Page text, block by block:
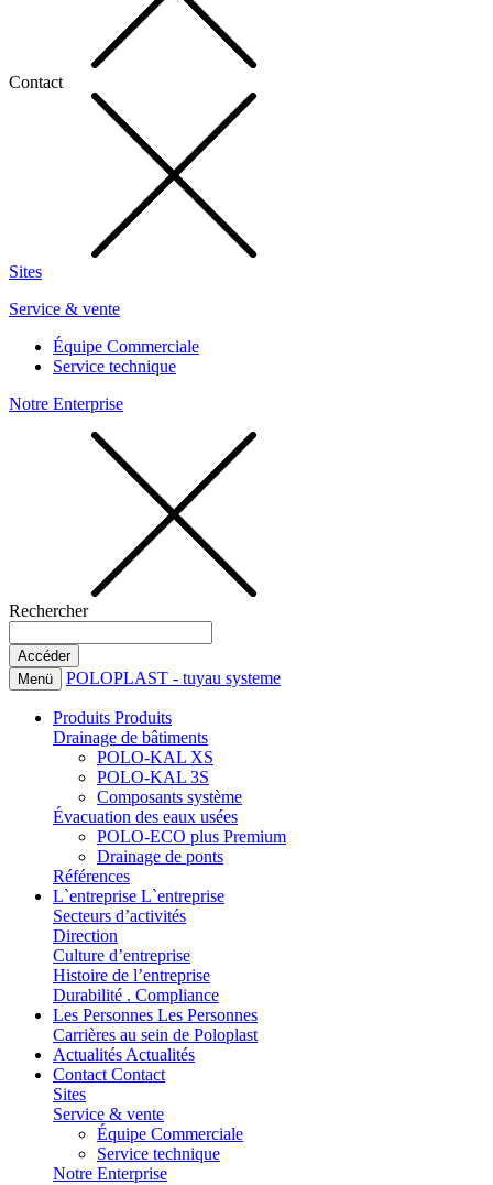
Contact
Sites
Service & vente
Équipe Commerciale
Service technique
Notre Enterprise
Rechercher
Menü POLOPLAST - tuyau systeme
Produits Produits
Drainage de bâtiments
POLO-KAL XS
POLO-KAL 3S
Composants système
Évacuation des eaux usées
POLO-ECO plus Premium
Drainage de ponts
Références
L`entreprise L`entreprise
Secteurs d’activités
Direction
Culture d’entreprise
Histoire de l’entreprise
Durabilité . Compliance
Les Personnes Les Personnes
Carrières au sein de Poloplast
Actualités Actualités
Contact Contact
Sites
Service & vente
Équipe Commerciale
Service technique
Notre Enterprise